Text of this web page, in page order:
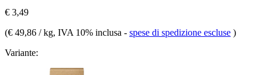
€ 3,49
(€ 49,86 / kg, IVA 10% inclusa - spese di spedizione escluse )
Variante: